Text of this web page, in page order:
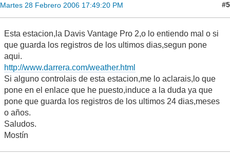
Martes 28 Febrero 2006 17:49:20 PM #5
Esta estacion,la Davis Vantage Pro 2,o lo entiendo mal o si
que guarda los registros de los ultimos dias,segun pone
aqui.
http://www.darrera.com/weather.html
Si alguno controlais de esta estacion,me lo aclarais,lo que
pone en el enlace que he puesto,induce a la duda ya que
pone que guarda los registros de los ultimos 24 dias,meses
o años.
Saludos.
Mostín